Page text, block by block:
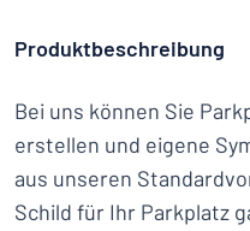
Produktbeschreibung
Bei uns können Sie
erstellen und eigene
aus unseren
Schild für Ihr Parkplatz